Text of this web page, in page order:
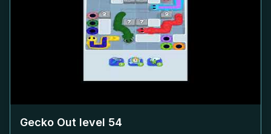
Gecko Out level 54